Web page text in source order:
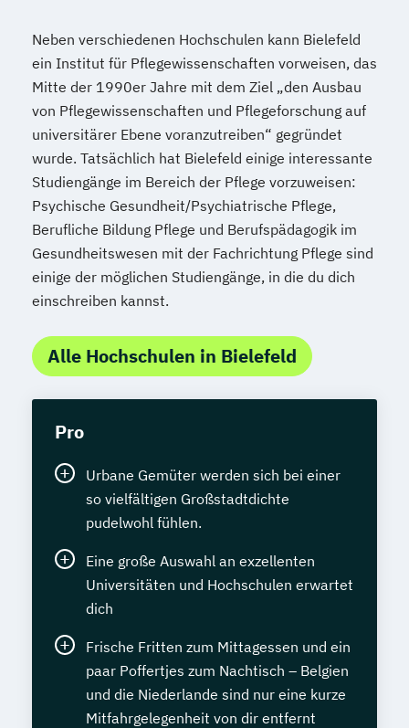
Neben verschiedenen Hochschulen kann Bielefeld
ein Institut für Pflegewissenschaften vorweisen, das
Mitte der 1990er Jahre mit dem Ziel „den Ausbau
von Pflegewissenschaften und Pflegeforschung auf
universitärer Ebene voranzutreiben“ gegründet
wurde. Tatsächlich hat Bielefeld einige interessante
Studiengänge im Bereich der Pflege vorzuweisen:
Psychische Gesundheit/Psychiatrische Pflege,
Berufliche Bildung Pflege und Berufspädagogik im
Gesundheitswesen mit der Fachrichtung Pflege sind
einige der möglichen Studiengänge, in die du dich
einschreiben kannst.
Alle Hochschulen in Bielefeld
Pro
Urbane Gemüter werden sich bei einer
so vielfältigen Großstadtdichte
pudelwohl fühlen.
Eine große Auswahl an exzellenten
Universitäten und Hochschulen erwartet
dich
Frische Fritten zum Mittagessen und ein
paar Poffertjes zum Nachtisch – Belgien
und die Niederlande sind nur eine kurze
Mitfahrgelegenheit von dir entfernt